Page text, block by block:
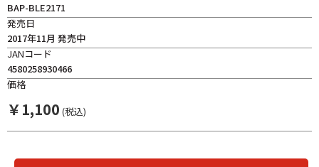
BAP-BLE2171
発売日
2017年11月 発売中
JANコード
4580258930466
価格
￥1,100 (税込)